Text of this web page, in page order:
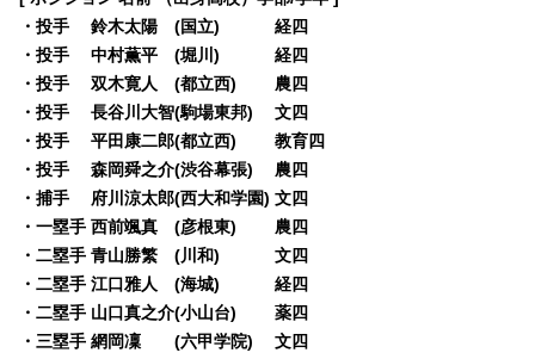
・投手 鈴木太陽 (国立) 経四
・投手 中村薫平 (堀川) 経四
・投手 双木寛人 (都立西) 農四
・投手 長谷川大智(駒場東邦) 文四
・投手 平田康二郎(都立西) 教育四
・投手 森岡舜之介(渋谷幕張) 農四
・捕手 府川涼太郎(西大和学園) 文四
・一塁手 西前颯真 (彦根東) 農四
・二塁手 青山勝繁 (川和) 文四
・二塁手 江口雅人 (海城) 経四
・二塁手 山口真之介(小山台) 薬四
・三塁手 網岡凜 (六甲学院) 文四